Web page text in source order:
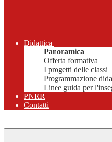
Didattica
Panoramica
Offerta formativa
I progetti delle classi
Programmazione
Linee guida per
PNRR
Contatti